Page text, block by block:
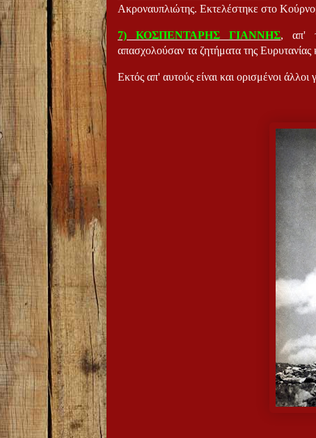
Ακροναυπλιώτης. Εκτελέστηκε στο
7) ΚΟΣΠΕΝΤΑΡΗΣ ΓΙΑΝΝΗΣ, απ'
απασχολούσαν τα ζητήματα της Ευρυτανίας
Εκτός απ' αυτούς είναι και ορισμένοι